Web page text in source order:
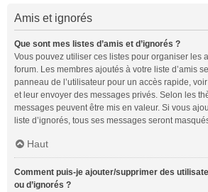
Amis et ignorés
Que sont mes listes d’amis et d’ignorés ?
Vous pouvez utiliser ces listes pour organiser les
forum. Les membres ajoutés à votre liste d’amis
panneau de l’utilisateur pour un accès rapide,
et leur envoyer des messages privés. Selon les
messages peuvent être mis en valeur. Si vous
liste d’ignorés, tous ses messages seront
Haut
Comment puis-je ajouter/supprimer des
ou d’ignorés ?